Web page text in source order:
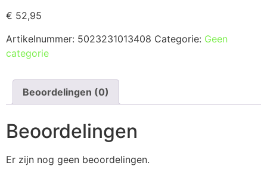
€ 52,95
Artikelnummer: 5023231013408 Categorie: Geen
categorie
Beoordelingen (0)
Beoordelingen
Er zijn nog geen beoordelingen.